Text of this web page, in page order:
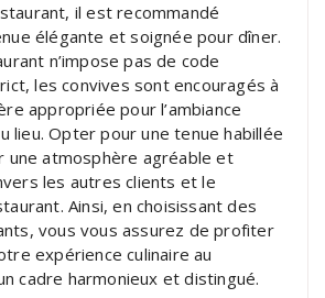
il est recommandé
élégante et soignée pour dîner.
n’impose pas de code
les convives sont encouragés à
appropriée pour l’ambiance
lieu. Opter pour une tenue habillée
une atmosphère agréable et
les autres clients et le
Ainsi, en choisissant des
vous vous assurez de profiter
expérience culinaire au
cadre harmonieux et distingué.